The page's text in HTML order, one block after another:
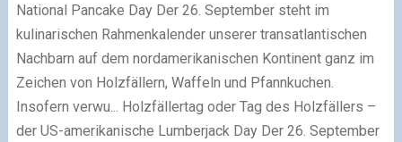
National Pancake Day Der 26. September steht im
kulinarischen Rahmenkalender unserer transatlantischen
Nachbarn auf dem nordamerikanischen Kontinent ganz im
Zeichen von Holzfällern, Waffeln und Pfannkuchen.
Insofern verwu... Holzfällertag oder Tag des Holzfällers –
der US-amerikanische Lumberjack Day Der 26. September